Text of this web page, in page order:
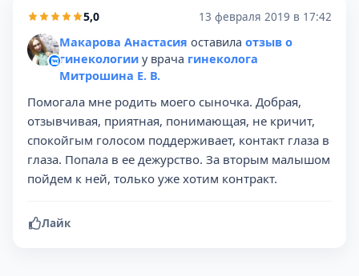
5,0 13 февраля 2019 в 17:42
Макарова Анастасия оставила отзыв о
гинекологии у врача гинеколога
Митрошина Е. В.
Помогала мне родить моего сыночка. Добрая,
отзывчивая, приятная, понимающая, не кричит,
спокойгым голосом поддерживает, контакт глаза в
глаза. Попала в ее дежурство. За вторым малышом
пойдем к ней, только уже хотим контракт.
Лайк